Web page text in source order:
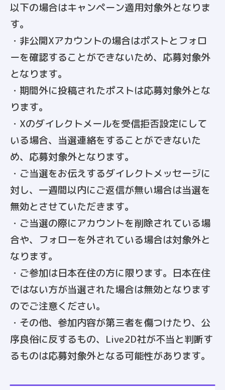
以下の場合はキャンペーン適用対象外となりま
す。
・非公開Xアカウントの場合はポストとフォロ
ーを確認することができないため、応募対象外
となります。
・期間外に投稿されたポストは応募対象外とな
ります。
・Xのダイレクトメールを受信拒否設定にして
いる場合、当選連絡をすることができないた
め、応募対象外となります。
・ご当選をお伝えするダイレクトメッセージに
対し、一週間以内にご返信が無い場合は当選を
無効とさせていただきます。
・ご当選の際にアカウントを削除されている場
合や、フォローを外されている場合は対象外と
なります。
・ご参加は日本在住の方に限ります。日本在住
ではない方が当選された場合は無効となります
のでご注意ください。
・その他、参加内容が第三者を傷つけたり、公
序良俗に反するもの、Live2D社が不当と判断す
るものは応募対象外となる可能性があります。